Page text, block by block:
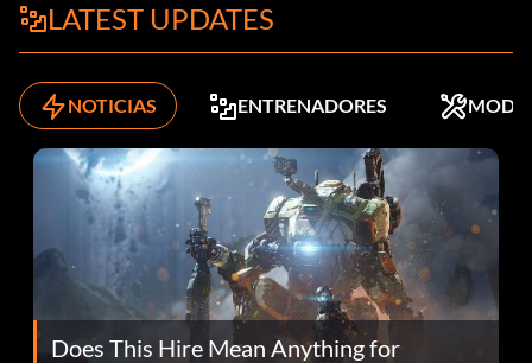
LATEST UPDATES
NOTICIAS ENTRENADORES MODS
Does This Hire Mean Anything for